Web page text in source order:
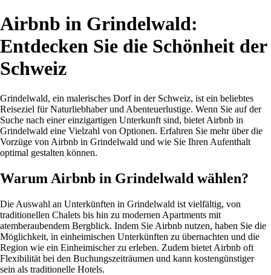
Airbnb in Grindelwald:
Entdecken Sie die Schönheit der
Schweiz
Grindelwald, ein malerisches Dorf in der Schweiz, ist ein beliebtes
Reiseziel für Naturliebhaber und Abenteuerlustige. Wenn Sie auf der
Suche nach einer einzigartigen Unterkunft sind, bietet Airbnb in
Grindelwald eine Vielzahl von Optionen. Erfahren Sie mehr über die
Vorzüge von Airbnb in Grindelwald und wie Sie Ihren Aufenthalt
optimal gestalten können.
Warum Airbnb in Grindelwald wählen?
Die Auswahl an Unterkünften in Grindelwald ist vielfältig, von
traditionellen Chalets bis hin zu modernen Apartments mit
atemberaubendem Bergblick. Indem Sie Airbnb nutzen, haben Sie die
Möglichkeit, in einheimischen Unterkünften zu übernachten und die
Region wie ein Einheimischer zu erleben. Zudem bietet Airbnb oft
Flexibilität bei den Buchungszeiträumen und kann kostengünstiger
sein als traditionelle Hotels.